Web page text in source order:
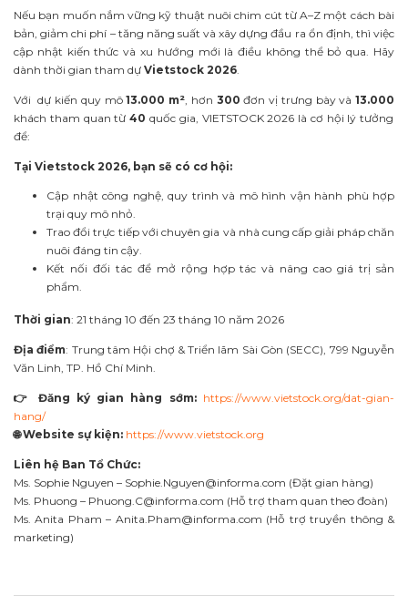
Nếu bạn muốn nắm vững kỹ thuật nuôi chim cút từ A–Z một cách bài
bản, giảm chi phí – tăng năng suất và xây dựng đầu ra ổn định, thì việc
cập nhật kiến thức và xu hướng mới là điều không thể bỏ qua. Hãy
dành thời gian tham dự Vietstock 2026.
Với dự kiến quy mô13.000 m² , hơn 300 đơn vị trưng bày và13.000
khách tham quan từ40 quốc gia, VIETSTOCK 2026 là cơ hội lý tưởng
để:
Tại Vietstock 2026, bạn sẽ có cơ hội:
Cập nhật công nghệ, quy trình và mô hình vận hành phù hợp
trại quy mô nhỏ.
Trao đổi trực tiếp với chuyên gia và nhà cung cấp giải pháp chăn
nuôi đáng tin cậy.
Kết nối đối tác để mở rộng hợp tác và nâng cao giá trị sản
phẩm.
Thời gian: 21 tháng 10 đến 23 tháng 10 năm 2026
Địa điểm: Trung tâm Hội chợ & Triển lãm Sài Gòn (SECC), 799 Nguyễn
Văn Linh, TP. Hồ Chí Minh.
👉 Đăng ký gian hàng sớm: https://www.vietstock.org/dat-gian-
hang/
🌐 Website sự kiện: https://www.vietstock.org
Liên hệ Ban Tổ Chức:
Ms. Sophie Nguyen – Sophie.Nguyen@informa.com (Đặt gian hàng)
Ms. Phuong – Phuong.C@informa.com (Hỗ trợ tham quan theo đoàn)
Ms. Anita Pham – Anita.Pham@informa.com (Hỗ trợ truyền thông &
marketing)